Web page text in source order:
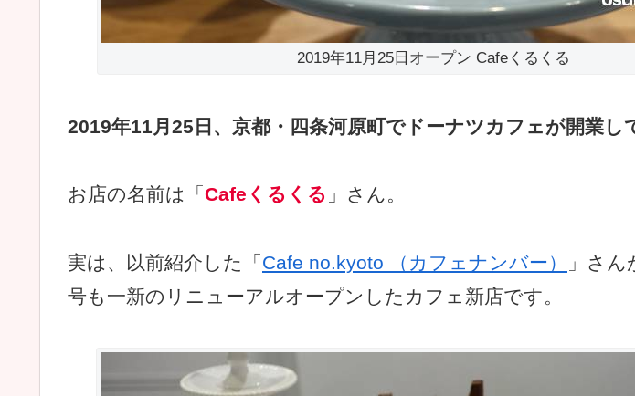
2019年11月25日オープン Cafeくるくる
2019年11月25日、京都・四条河原町でドーナツカフェが開業し
お店の名前は「 Cafeくるくる 」さん。
実は、以前紹介した「 Cafe no.kyoto （カフェナンバー）
」さ
号も一新のリニューアルオープンしたカフェ新店です。